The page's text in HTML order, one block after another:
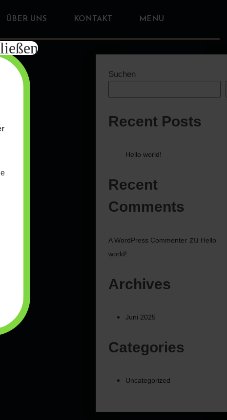
ÜBER UNS KONTAKT MENU
Suchen
Recent Posts
Hello world!
Recent
Comments
A WordPress Commenter zu Hello
world!
Archives
Juni 2025
Categories
Uncategorized